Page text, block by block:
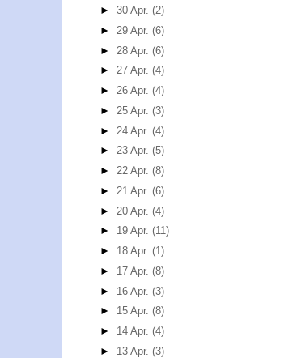
►30 Apr.(2)
► 29 Apr.(6)
► 28 Apr.(6)
►27 Apr.(4)
►26 Apr.(4)
► 25 Apr.(3)
► 24 Apr.(4)
►23 Apr.(5)
►22 Apr.(8)
► 21 Apr.(6)
► 20 Apr.(4)
► 19 Apr.(11)
► 18 Apr.(1)
► 17 Apr.(8)
► 16 Apr.(3)
► 15 Apr.(8)
► 14 Apr.(4)
► 13 Apr.(3)